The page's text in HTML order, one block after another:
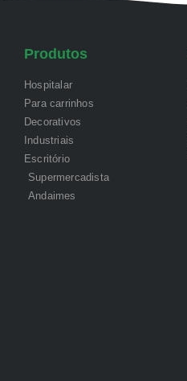
Produtos
Hospitalar
Para carrinhos
Decorativos
Industriais
Escritório
Supermercadista
Andaimes